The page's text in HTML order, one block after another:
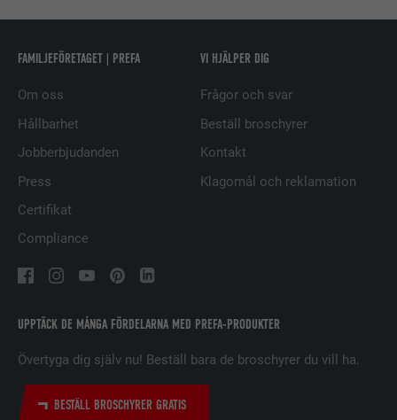
UPPTÄCK DE MÅNGA FÖRDELARNA MED PREFA-PRODUKTER
Övertyga dig själv nu! Beställ bara de broschyrer du vill ha.
BESTÄLL BROSCHYRER GRATIS
FAMILJEFÖRETAGET | PREFA
Om oss
Hållbarhet
Jobberbjudanden
Press
Certifikat
Compliance
VI HJÄLPER DIG
Frågor och svar
Beställ broschyrer
Kontakt
Klagomål och reklamation
EFTERNAMN bscookie
LEVERANTÖRER
PROCEDUR
nätverkstjänsten LinkedIn för att
spåra användningen av inbäddade
ÄNDAMÅL